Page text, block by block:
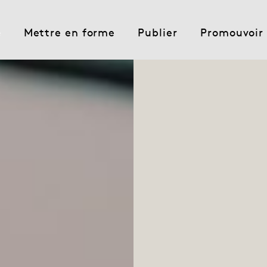
Mettre en forme Publier Promouvoir